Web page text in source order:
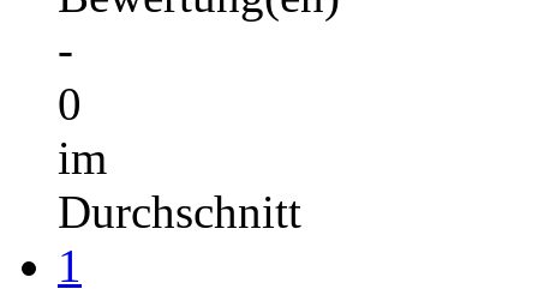
-
0
im
Durchschnitt
1